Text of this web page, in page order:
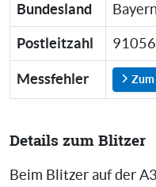
Bundesland Bayern
Postleitzahl 91056
Messfehler
Details zum Blitzer
Beim Blitzer auf der